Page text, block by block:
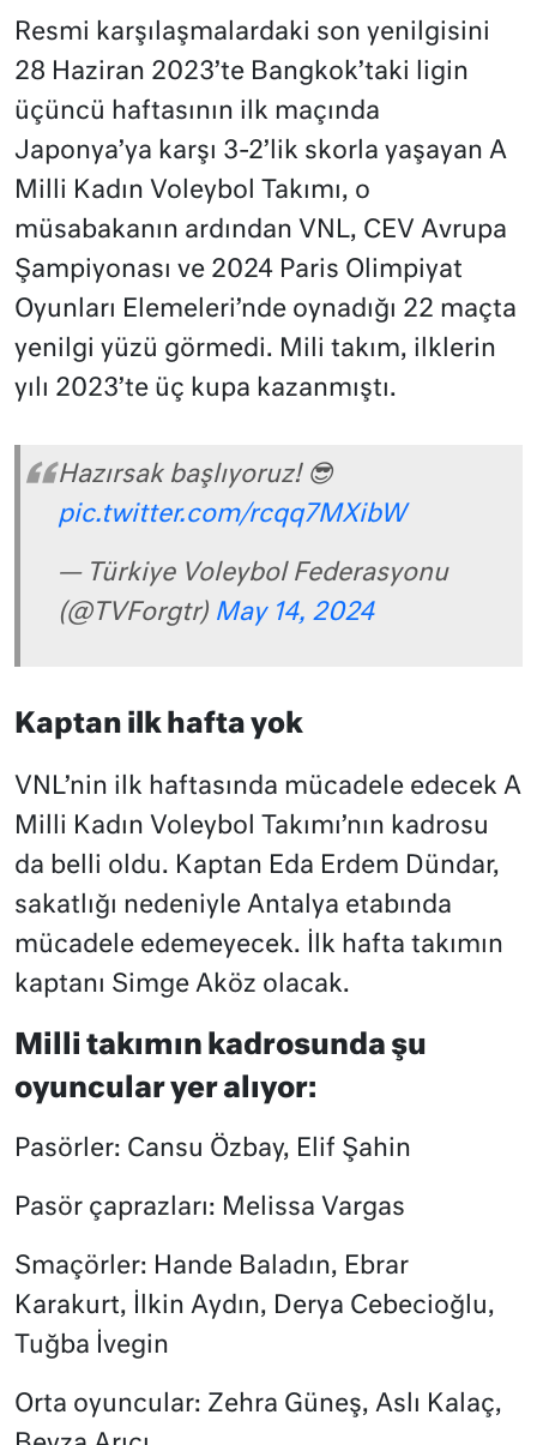
Resmi karşılaşmalardaki son yenilgisini
28 Haziran 2023’te Bangkok’taki ligin
üçüncü haftasının ilk maçında
Japonya’ya karşı 3-2’lik skorla yaşayan A
Milli Kadın Voleybol Takımı, o
müsabakanın ardından VNL, CEV Avrupa
Şampiyonası ve 2024 Paris Olimpiyat
Oyunları Elemeleri’nde oynadığı 22 maçta
yenilgi yüzü görmedi. Mili takım, ilklerin
yılı 2023’te üç kupa kazanmıştı.
Hazırsak başlıyoruz! 😎
pic.twitter.com/rcqq7MXibW
— Türkiye Voleybol Federasyonu
(@TVForgtr) May 14, 2024
Kaptan ilk hafta yok
VNL’nin ilk haftasında mücadele edecek A
Milli Kadın Voleybol Takımı’nın kadrosu
da belli oldu. Kaptan Eda Erdem Dündar,
sakatlığı nedeniyle Antalya etabında
mücadele edemeyecek. İlk hafta takımın
kaptanı Simge Aköz olacak.
Milli takımın kadrosunda şu
oyuncular yer alıyor:
Pasörler: Cansu Özbay, Elif Şahin
Pasör çaprazları: Melissa Vargas
Smaçörler: Hande Baladın, Ebrar
Karakurt, İlkin Aydın, Derya Cebecioğlu,
Tuğba İvegin
Orta oyuncular: Zehra Güneş, Aslı Kalaç,